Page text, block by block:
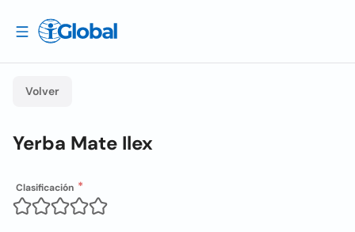
Volver
Yerba Mate Ilex
Clasificación